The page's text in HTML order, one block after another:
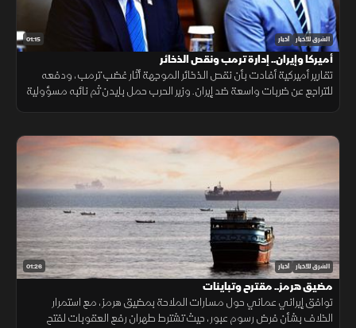
01:15 الشرق للأخبار أخبار
أميركا وإيران.. إدارة ترمب ونقص الذخائر
تقارير أميركية أفادت بأن نقص الذخائر الموجهة أثار غضب ترمب، ودفعه
للتراجع عن ضربات واسعة ضد إيران. وزير الحرب حمل بايدن ثم نائبه مسؤولية
01:26 الشرق للأخبار أخبار
مضيق هرمز.. مقترح وتباينات
توافق إيراني عماني حول مسارات الملاحة بمضيق هرمز، مع استمرار
الخلاف بشأن فرض رسوم عبور، حيث تشترط طهران رفع العقوبات لفتح